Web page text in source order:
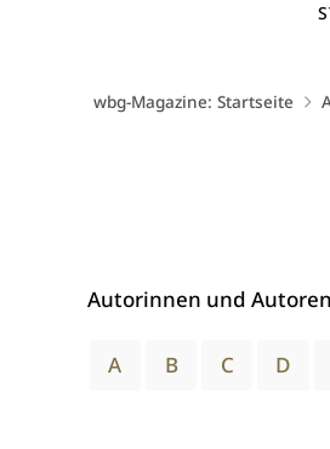
wbg-Magazine: Startseite
Autorinnen und
A B C D